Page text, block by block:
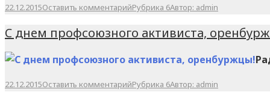
22.12.2015Оставить комментарийРубрика 6Автор: admin
C днем профсоюзного активиста,
22.12.2015Оставить комментарийРубрика 6Автор: admin